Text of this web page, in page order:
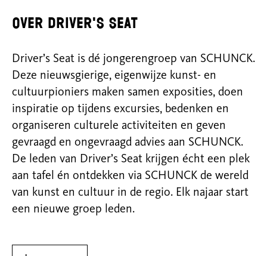
Over Driver's Seat
Driver’s Seat is dé jongerengroep van SCHUNCK.
Deze nieuwsgierige, eigenwijze kunst- en
cultuurpioniers maken samen exposities, doen
inspiratie op tijdens excursies, bedenken en
organiseren culturele activiteiten en geven
gevraagd en ongevraagd advies aan SCHUNCK.
De leden van Driver’s Seat krijgen écht een plek
aan tafel én ontdekken via SCHUNCK de wereld
van kunst en cultuur in de regio. Elk najaar start
een nieuwe groep leden.